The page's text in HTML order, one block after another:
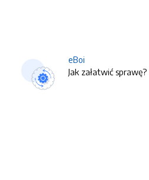
eBoi
Jak załatwić sprawę?